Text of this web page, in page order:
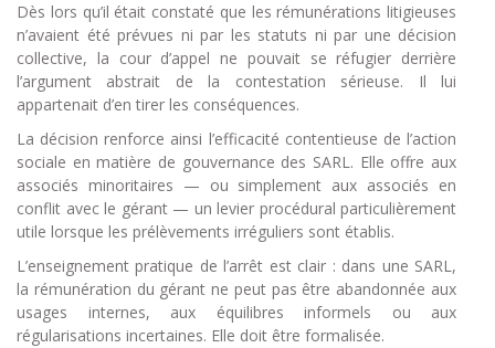
Dès lors qu’il était constaté que les rémunérations litigieuses
n’avaient été prévues ni par les statuts ni par une décision
collective, la cour d’appel ne pouvait se réfugier derrière
l’argument abstrait de la contestation sérieuse. Il lui
appartenait d’en tirer les conséquences.
La décision renforce ainsi l’efficacité contentieuse de l’action
sociale en matière de gouvernance des SARL. Elle offre aux
associés minoritaires — ou simplement aux associés en
conflit avec le gérant — un levier procédural particulièrement
utile lorsque les prélèvements irréguliers sont établis.
L’enseignement pratique de l’arrêt est clair : dans une SARL,
la rémunération du gérant ne peut pas être abandonnée aux
usages internes, aux équilibres informels ou aux
régularisations incertaines. Elle doit être formalisée.